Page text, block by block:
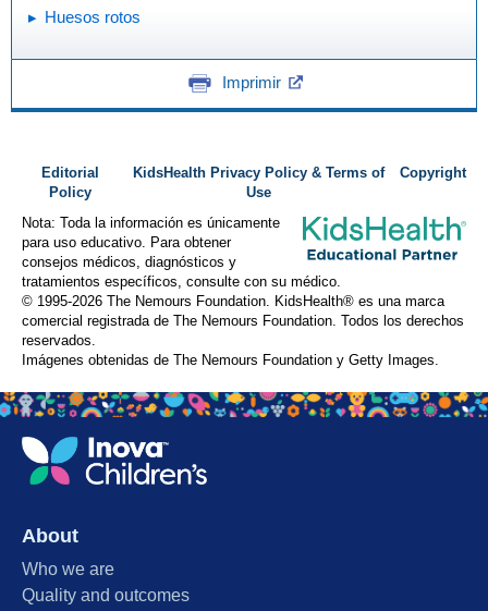
Huesos rotos
Imprimir
Editorial
Policy
KidsHealth Privacy Policy & Terms of
Use
Copyright
Nota: Toda la información es únicamente
para uso educativo. Para obtener
consejos médicos, diagnósticos y
tratamientos específicos, consulte con su médico.
© 1995-2026 The Nemours Foundation. KidsHealth® es una marca
comercial registrada de The Nemours Foundation. Todos los derechos
reservados.
Imágenes obtenidas de The Nemours Foundation y Getty Images.
About
Who we are
Quality and outcomes